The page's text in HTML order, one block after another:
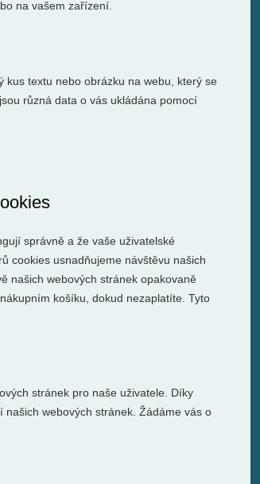
na vašem zařízení.
kus textu nebo obrázku na webu, který se
různá data o vás ukládána pomocí
správně a že vaše uživatelské
cookies usnadňujeme návštěvu našich
našich webových stránek opakovaně
košíku, dokud nezaplatíte. Tyto
stránek pro naše uživatele. Díky
webových stránek. Žádáme vás o